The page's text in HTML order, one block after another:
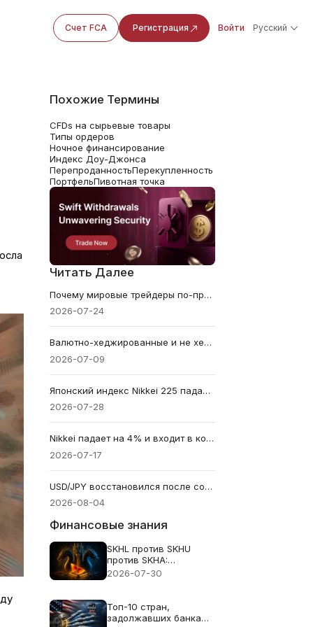
Счет FCA Регистрация Войти Русский
Похожие Термины
CFDs на сырьевые товары
Типы ордеров
Ночное финансирование
Индекс Доу-Джонса
ПерепроданностьПерекупленность
ПортфельПивотная точка
Читать Далее
Почему мировые трейдеры по-прежнему ориентируются на Уолл-стрит
2026-07-24
Валютно-хеджированные и не хеджированные ETF: как движения доллара меняют доходность
2026-07-09
Японский индекс Nikkei 225 падает более чем на 4% на фоне масштабных распродаж полупроводниковых акций
2026-07-28
Nikkei падает на 4% и входит в коррекцию на фоне глобальной распродажи чипов, поразившей Токио
2026-07-17
USD/JPY восстановился после совместной интервенции США и Японии по иене. Это сработало?
2026-08-04
Финансовые знания
SKHL против SKHU
против SKHA:
трехголовая сделка по
2026-07-30
Топ-10 стран,
задолжавших банкам